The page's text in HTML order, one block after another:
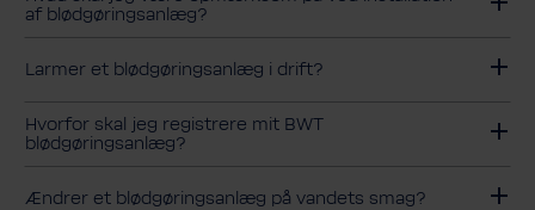
af blødgøringsanlæg?
Larmer et blødgøringsanlæg i drift?
Hvorfor skal jeg registrere mit BWT
blødgøringsanlæg?
Ændrer et blødgøringsanlæg på vandets smag?